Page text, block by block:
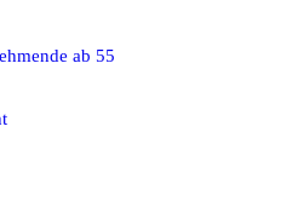
ab 55